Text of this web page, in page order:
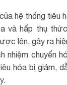
hệ thống tiêu
và hấp thụ
lên, gây ra
nhiệm chuyển
hóa bị giảm,